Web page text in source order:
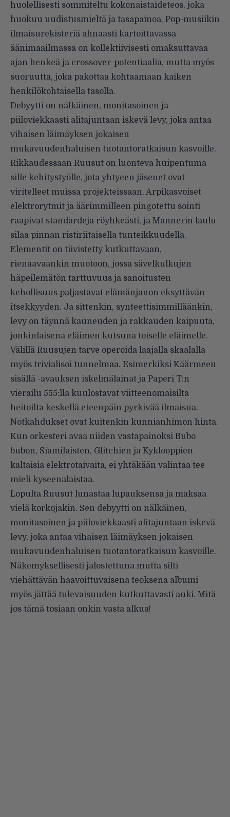
huolellisesti sommiteltu kokonaistaideteos, joka
huokuu uudistusmieltä ja tasapainoa. Pop-musiikin
ilmaisurekisteriä ahnaasti kartoittavassa
äänimaailmassa on kollektiivisesti omaksuttavaa
ajan henkeä ja crossover-potentiaalia, mutta myös
suoruutta, joka pakottaa kohtaamaan kaiken
henkilökohtaisella tasolla.
Debyytti on nälkäinen, monitasoinen ja
piiloviekkaasti alitajuntaan iskevä levy, joka antaa
vihaisen läimäyksen jokaisen
mukavuudenhaluisen tuotantoratkaisun kasvoille.
Rikkaudessaan Ruusut on luonteva huipentuma
sille kehitystyölle, jota yhtyeen jäsenet ovat
viritelleet muissa projekteissaan. Arpikasvoiset
elektrorytmit ja äärimmilleen pingotettu sointi
raapivat standardeja röyhkeästi, ja Mannerin laulu
silaa pinnan ristiriitaisella tunteikkuudella.
Elementit on tiivistetty kutkuttavaan,
rienaavaankin muotoon, jossa sävelkulkujen
häpeilemätön tarttuvuus ja sanoitusten
kehollisuus paljastavat elämänjanon eksyttävän
itsekkyyden. Ja sittenkin, synteettisimmilläänkin,
levy on täynnä kauneuden ja rakkauden kaipuuta,
jonkinlaisena eläimen kutsuna toiselle eläimelle.
Välillä Ruusujen tarve operoida laajalla skaalalla
myös trivialisoi tunnelmaa. Esimerkiksi Käärmeen
sisällä -avauksen iskelmälainat ja Paperi T:n
vierailu 555:lla kuulostavat viitteenomaisilta
heitoilta keskellä eteenpäin pyrkivää ilmaisua.
Notkahdukset ovat kuitenkin kunnianhimon hinta.
Kun orkesteri avaa niiden vastapainoksi Bubo
bubon, Siamilaisten, Glitchien ja Kyklooppien
kaltaisia elektrotaivaita, ei yhtäkään valintaa tee
mieli kyseenalaistaa.
Lopulta Ruusut lunastaa lupauksensa ja maksaa
vielä korkojakin. Sen debyytti on nälkäinen,
monitasoinen ja piiloviekkaasti alitajuntaan iskevä
levy, joka antaa vihaisen läimäyksen jokaisen
mukavuudenhaluisen tuotantoratkaisun kasvoille.
Näkemyksellisesti jalostettuna mutta silti
viehättävän haavoittuvaisena teoksena albumi
myös jättää tulevaisuuden kutkuttavasti auki. Mitä
jos tämä tosiaan onkin vasta alkua!